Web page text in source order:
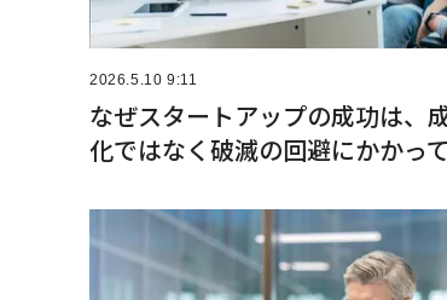
2026.5.10 9:11
なぜスタートアップの成功は、
化ではなく破滅の回避にかかっ